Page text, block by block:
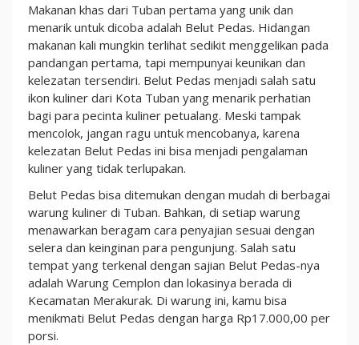
Makanan khas dari Tuban pertama yang unik dan
menarik untuk dicoba adalah Belut Pedas. Hidangan
makanan kali mungkin terlihat sedikit menggelikan pada
pandangan pertama, tapi mempunyai keunikan dan
kelezatan tersendiri. Belut Pedas menjadi salah satu
ikon kuliner dari Kota Tuban yang menarik perhatian
bagi para pecinta kuliner petualang. Meski tampak
mencolok, jangan ragu untuk mencobanya, karena
kelezatan Belut Pedas ini bisa menjadi pengalaman
kuliner yang tidak terlupakan.
Belut Pedas bisa ditemukan dengan mudah di berbagai
warung kuliner di Tuban. Bahkan, di setiap warung
menawarkan beragam cara penyajian sesuai dengan
selera dan keinginan para pengunjung. Salah satu
tempat yang terkenal dengan sajian Belut Pedas-nya
adalah Warung Cemplon dan lokasinya berada di
Kecamatan Merakurak. Di warung ini, kamu bisa
menikmati Belut Pedas dengan harga Rp17.000,00 per
porsi.